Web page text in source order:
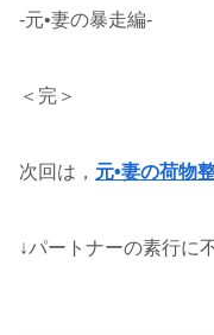
-元•妻の暴走編-
＜完＞
次回は， 元•妻の荷物
↓パートナーの素行に